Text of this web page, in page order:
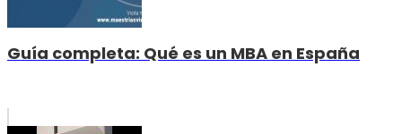
Guía completa: Qué es un MBA en España